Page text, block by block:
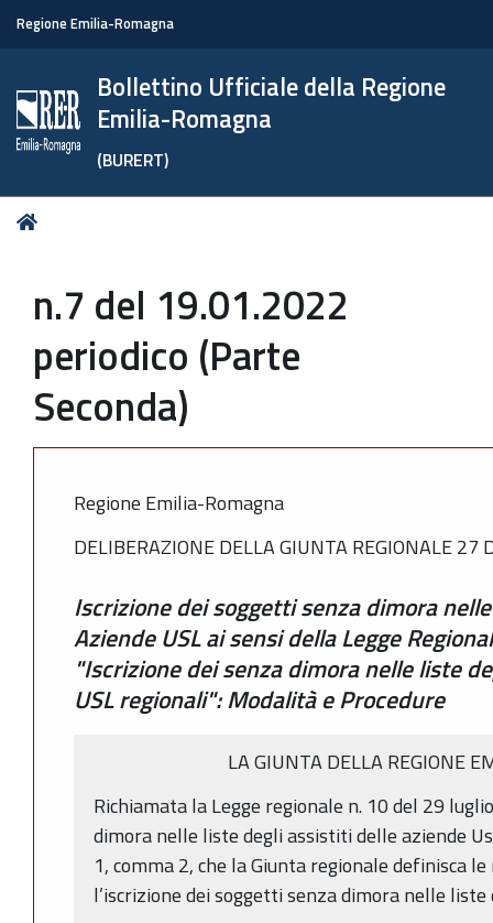
Regione Emilia-Romagna
Bollettino Ufficiale della Regione
Emilia-Romagna
(BURERT)
Tu
n.7 del 19.01.2022
periodico (Parte
Seconda)
Regione Emilia-Romagna
DELIBERAZIONE DELLA GIUNTA REGIONALE
Iscrizione dei soggetti senza dimora
Aziende USL ai sensi della Legge
"Iscrizione dei senza dimora nelle liste
USL regionali": Modalità e Procedure
LA GIUNTA DELLA REGIONE
Richiamata la Legge regionale n. 10 del 29
dimora nelle liste degli assistiti delle aziende
1, comma 2, che la Giunta regionale definisca
l’iscrizione dei soggetti senza dimora nelle